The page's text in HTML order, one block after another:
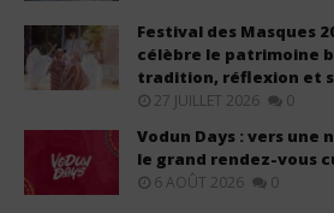
Festival des Masques
célèbre le patrimoine
tradition, réflexion et
27 JUILLET 2026 0
Vodun Days : vers
le grand rendez-vous
6 AOÛT 2026 0